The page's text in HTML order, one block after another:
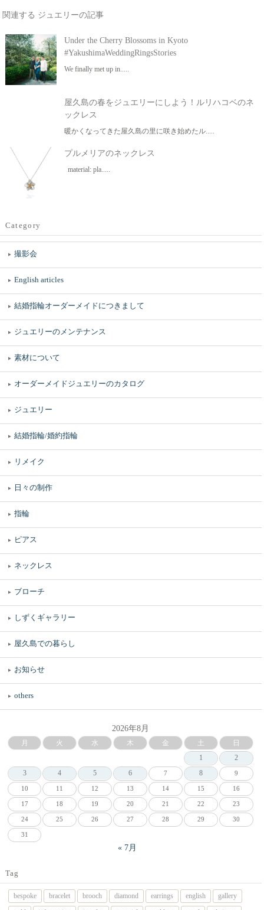
関連する ジュエリーの記事
Under the Cherry Blossoms in Kyoto
#YakushimaWeddingRingsStories
We finally met up in.....
屋久島の春をジュエリーにしよう！ルリハコベのネ
ックレス
暖かくなってきた屋久島の里に咲き始めたル.....
プルメリアのネックレス
material: pla.....
Category
撮影会
English articles
結婚指輪オーダーメイドにつきまして
ジュエリーのメンテナンス
素材について
オーダーメイドジュエリーのカタログ
ジュエリー
結婚指輪/婚約指輪
リメイク
日々の制作
指輪
ピアス
ネックレス
ブローチ
しずくギャラリー
屋久島での暮らし
お知らせ
others
2026年8月
月 火 水 木 金 土
日
1
2
3
4 5 6 7 8 9
10 11 12 13 14 15 16
17 18 19 20 21 22 23
24 25 26 27 28 29 30
31
« 7月
Tag
bespoke bracelet brooch diamond earrings english
gallery